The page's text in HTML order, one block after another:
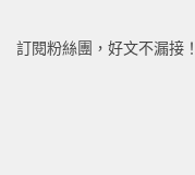
訂閱粉絲團，好文不漏接！